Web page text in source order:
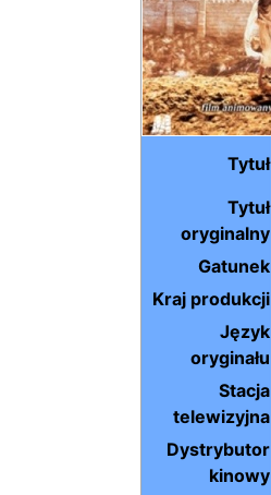
Tytuł
Tytuł
oryginalny
Gatunek
Kraj produkcji
Język
oryginału
Stacja
telewizyjna
Dystrybutor
kinowy